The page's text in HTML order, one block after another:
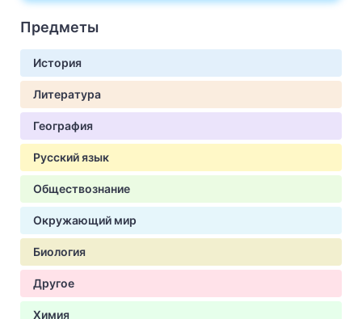
Предметы
История
Литература
География
Русский язык
Обществознание
Окружающий мир
Биология
Другое
Химия